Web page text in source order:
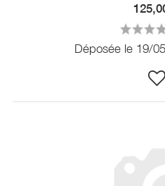
Déposée le 19/